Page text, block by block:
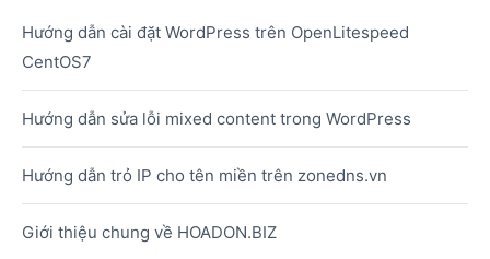
Hướng dẫn cài đặt WordPress trên OpenLitespeed
CentOS7
Hướng dẫn sửa lỗi mixed content trong WordPress
Hướng dẫn trỏ IP cho tên miền trên zonedns.vn
Giới thiệu chung về HOADON.BIZ